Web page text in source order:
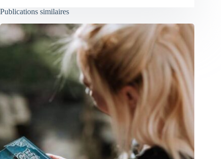
Publications similaires